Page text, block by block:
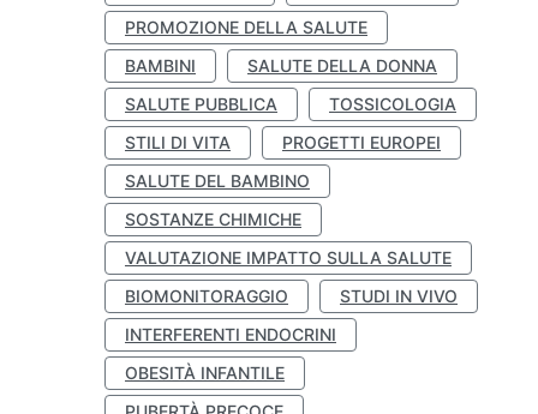
PROMOZIONE DELLA SALUTE
BAMBINI
SALUTE DELLA DONNA
SALUTE PUBBLICA
TOSSICOLOGIA
STILI DI VITA
PROGETTI EUROPEI
SALUTE DEL BAMBINO
SOSTANZE CHIMICHE
VALUTAZIONE IMPATTO SULLA SALUTE
BIOMONITORAGGIO
STUDI IN VIVO
INTERFERENTI ENDOCRINI
OBESITÀ INFANTILE